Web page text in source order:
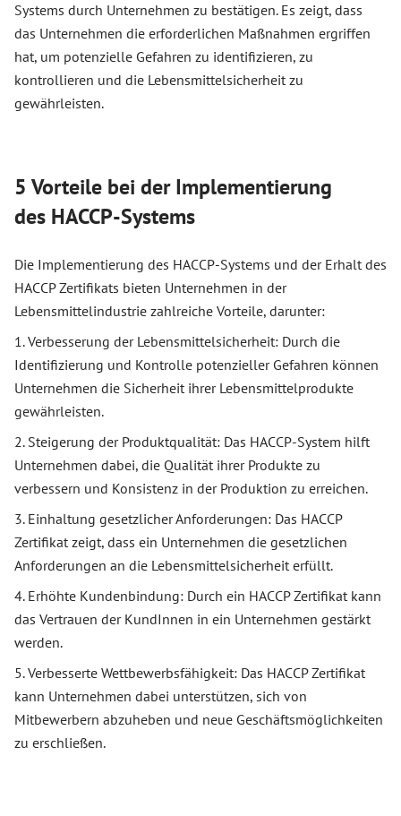
Systems durch Unternehmen zu bestätigen. Es zeigt, dass
das Unternehmen die erforderlichen Maßnahmen ergriffen
hat, um potenzielle Gefahren zu identifizieren, zu
kontrollieren und die Lebensmittelsicherheit zu
gewährleisten.
5 Vorteile bei der Implementierung
des HACCP-Systems
Die Implementierung des HACCP-Systems und der Erhalt des
HACCP Zertifikats bieten Unternehmen in der
Lebensmittelindustrie zahlreiche Vorteile, darunter:
1. Verbesserung der Lebensmittelsicherheit: Durch die
Identifizierung und Kontrolle potenzieller Gefahren können
Unternehmen die Sicherheit ihrer Lebensmittelprodukte
gewährleisten.
2. Steigerung der Produktqualität: Das HACCP-System hilft
Unternehmen dabei, die Qualität ihrer Produkte zu
verbessern und Konsistenz in der Produktion zu erreichen.
3. Einhaltung gesetzlicher Anforderungen: Das HACCP
Zertifikat zeigt, dass ein Unternehmen die gesetzlichen
Anforderungen an die Lebensmittelsicherheit erfüllt.
4. Erhöhte Kundenbindung: Durch ein HACCP Zertifikat kann
das Vertrauen der KundInnen in ein Unternehmen gestärkt
werden.
5. Verbesserte Wettbewerbsfähigkeit: Das HACCP Zertifikat
kann Unternehmen dabei unterstützen, sich von
Mitbewerbern abzuheben und neue Geschäftsmöglichkeiten
zu erschließen.